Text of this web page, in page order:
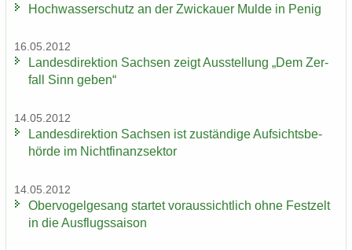
Hoch­was­ser­schutz an der Zwi­ckau­er Mulde in Penig
16.05.2012
Lan­des­di­rek­ti­on Sach­sen zeigt Aus­stel­lung „Dem Zer­
fall Sinn geben“
14.05.2012
Lan­des­di­rek­ti­on Sach­sen ist zu­stän­di­ge Auf­sichts­be­
hör­de im Nicht­fi­nanz­sek­tor
14.05.2012
Ober­vo­gel­ge­sang star­tet vor­aus­sicht­lich ohne Fest­zelt
in die Aus­flugs­sai­son